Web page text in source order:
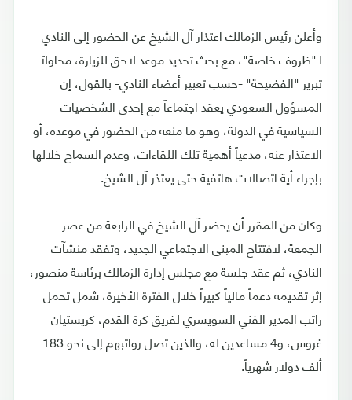
وأعلن رئيس الزمالك اعتذار آل الشيخ عن الحضور إلى النادي
لـ"ظروف خاصة"، مع بحث تحديد موعد لاحق للزيارة، محاولاً
تبرير "الفضيحة" -حسب تعبير أعضاء النادي- بالقول، إن
المسؤول السعودي يعقد اجتماعاً مع إحدى الشخصيات
السياسية في الدولة، وهو ما منعه من الحضور في موعده، أو
الاعتذار عنه، مدعياً أهمية تلك اللقاءات، وعدم السماح خلالها
بإجراء أية اتصالات هاتفية حتى يعتذر آل الشيخ.
وكان من المقرر أن يحضر آل الشيخ في الرابعة من عصر
الجمعة، لافتتاح المبنى الاجتماعي الجديد، وتفقد منشآت
النادي، ثم عقد جلسة مع مجلس إدارة الزمالك برئاسة منصور،
إثر تقديمه دعماً مالياً كبيراً خلال الفترة الأخيرة، شمل تحمل
راتب المدير الفني السويسري لفريق كرة القدم، كريستيان
غروس، و4 مساعدين له، والذين تصل رواتبهم إلى نحو 183
ألف دولار شهرياً.